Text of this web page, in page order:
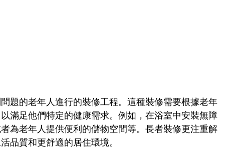
題的老年人進行的裝修工程。這種裝修需要根據老年
滿足他們特定的健康需求。例如，在浴室中安裝無障
為老年人提供便利的儲物空間等。長者裝修更注重解
品質和更舒適的居住環境。